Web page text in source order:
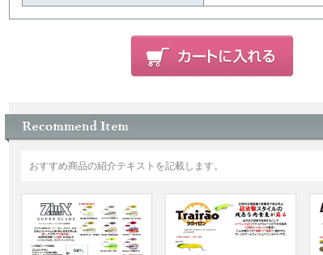
おすすめ商品の紹介テキストを記載します。